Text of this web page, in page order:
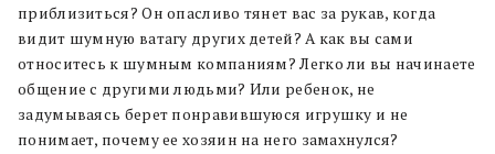
приблизиться? Он опасливо тянет вас за рукав, когда
видит шумную ватагу других детей? А как вы сами
относитесь к шумным компаниям? Легко ли вы начинаете
общение с другими людьми? Или ребенок, не
задумываясь берет понравившуюся игрушку и не
понимает, почему ее хозяин на него замахнулся?